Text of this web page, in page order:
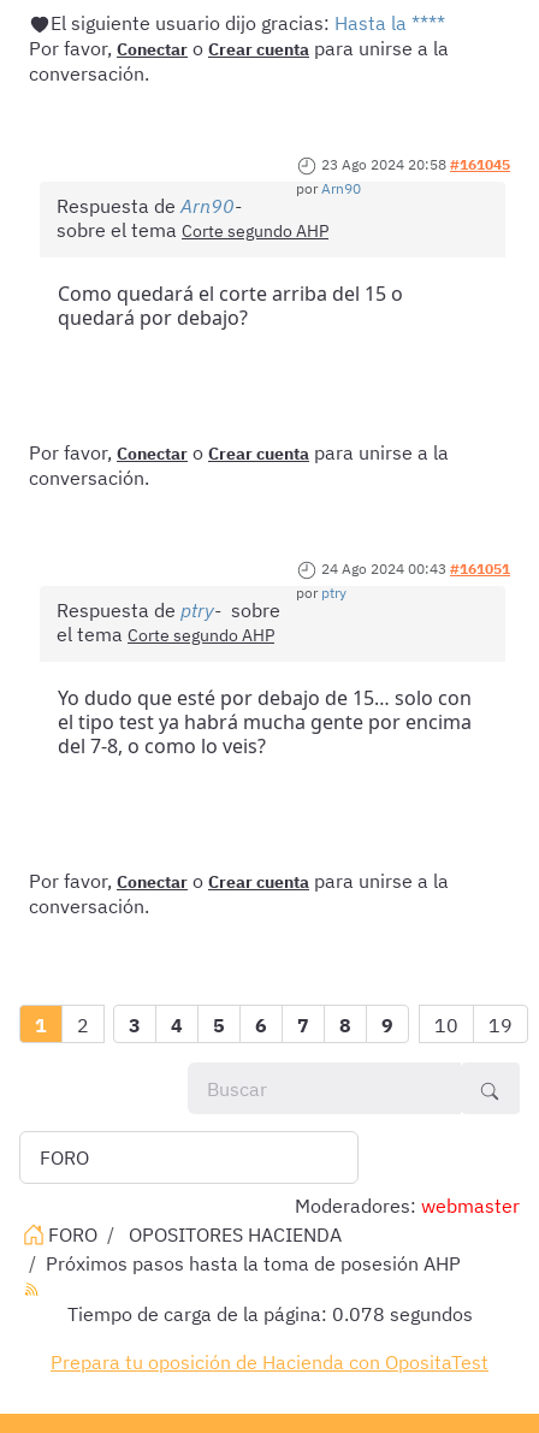
El siguiente usuario dijo gracias: Hasta la ****
Por favor, Conectar o Crear cuenta para unirse a la
conversación.
23 Ago 2024 20:58 #161045
porArn90
Respuesta deArn90
sobre el tema Corte segundo AHP
Como quedará el corte arriba del 15 o
quedará por debajo?
Por favor, Conectar o Crear cuenta para unirse a la
conversación.
24 Ago 2024 00:43 #161051
por ptry
Respuesta de ptry
sobre
el tema Corte segundo AHP
Yo dudo que esté por debajo de 15… solo con
el tipo test ya habrá mucha gente por encima
del 7-8, o como lo veis?
Por favor, Conectar o Crear cuenta para unirse a la
conversación.
1 2 3 4 5 6 7 8 9 10 19
Moderadores: webmaster
FORO
OPOSITORES HACIENDA
Próximos pasos hasta la toma de posesión AHP
Tiempo de carga de la página: 0.078 segundos
Prepara tu oposición de Hacienda con OpositaTest